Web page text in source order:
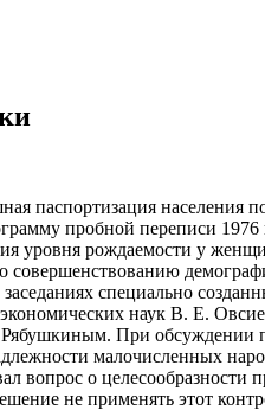
паспортизация населения
пробной переписи 1976
уровня рождаемости у
совершенствованию
специально
наук В. Е.
При
малочисленных
вопрос о целесообразности
не применять этот